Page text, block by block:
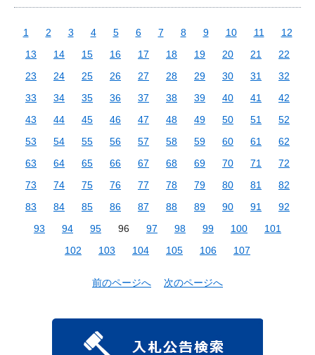
1 2 3 4 5 6 7 8 9 10 11
12
13
14 15 16 17 18 19 20 21
22
23
24 25 26 27 28 29 30 31
32
33
34 35 36 37 38 39 40 41
42
43
44 45 46 47 48 49 50 51
52
53
54 55 56 57 58 59 60 61
62
63
64 65 66 67 68 69 70 71
72
73
74 75 76 77 78 79 80 81
82
83
84 85 86 87 88 89 90 91
92
93
94 95 96 97 98 99 100
101
102
103 104 105 106 107
前のページへ 次のページへ